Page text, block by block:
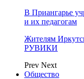
В Приангарье
и их педагогам
Жителям
РУВИКИ
Prev Next
Общество